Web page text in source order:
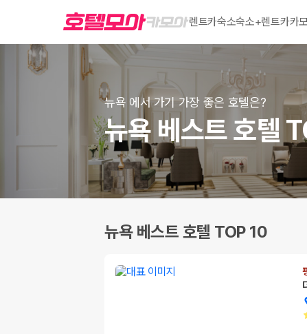
렌트카숙소숙소+렌트카카
뉴욕 에서 가기 가장 좋은 호텔은?
뉴욕 베스트 호텔
뉴욕 베스트 호텔 TOP 10